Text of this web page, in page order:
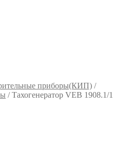
приборы(КИП) /
/Тахогенератор VEB 1908.1/1